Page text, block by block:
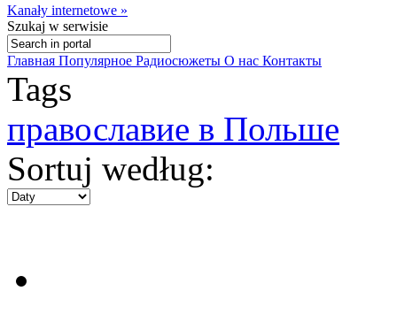
Kanały internetowe »
Szukaj w serwisie
Главная Популярное Радиосюжеты О нас Контакты
Tags
православие в Польше
Sortuj według: